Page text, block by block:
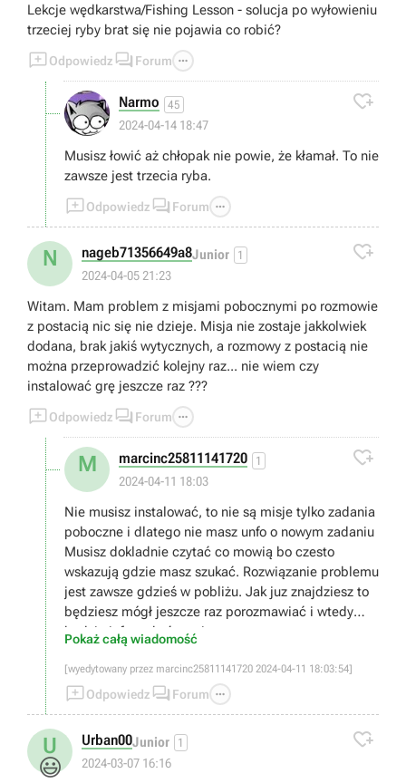
Lekcje wędkarstwa/Fishing Lesson - solucja po wyłowieniu
trzeciej ryby brat się nie pojawia co robić?
Odpowiedz  Forum 
Narmo 45
2024-04-14 18:47

Musisz łowić aż chłopak nie powie, że kłamał. To nie
zawsze jest trzecia ryba.
Odpowiedz  Forum 
N nageb71356649a8Junior 1
2024-04-05 21:23

Witam. Mam problem z misjami pobocznymi po rozmowie
z postacią nic się nie dzieje. Misja nie zostaje jakkolwiek
dodana, brak jakiś wytycznych, a rozmowy z postacią nie
można przeprowadzić kolejny raz... nie wiem czy
instalować grę jeszcze raz ???
Odpowiedz  Forum 
M marcinc25811141720 1
2024-04-11 18:03

Nie musisz instalować, to nie są misje tylko zadania
poboczne i dlatego nie masz unfo o nowym zadaniu
Musisz dokladnie czytać co mowią bo czesto
wskazują gdzie masz szukać. Rozwiązanie problemu
jest zawsze gdzieś w pobliżu. Jak juz znajdziesz to
będziesz mógł jeszcze raz porozmawiać i wtedy
będzie info o ukończeniu.
Pokaż całą wiadomość
[wyedytowany przez marcinc25811141720 2024-04-11 18:03:54]
Odpowiedz  Forum 
U
😃
Urban00Junior 1
2024-03-07 16:16
